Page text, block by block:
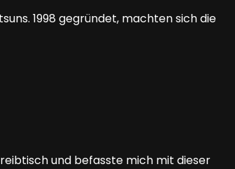
1998 gegründet, machten sich die
und befasste mich mit dieser